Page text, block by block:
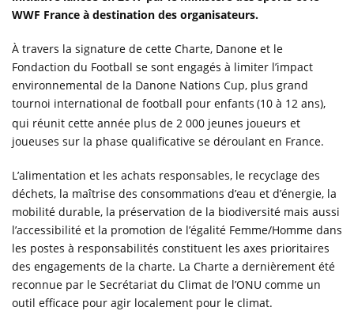
WWF France à destination des organisateurs.
À travers la signature de cette Charte, Danone et le
Fondaction du Football se sont engagés à limiter l’impact
environnemental de la Danone Nations Cup, plus grand
tournoi international de football pour enfants (10 à 12 ans),
qui réunit cette année plus de 2 000 jeunes joueurs et
joueuses sur la phase qualificative se déroulant en France.
L’alimentation et les achats responsables, le recyclage des
déchets, la maîtrise des consommations d’eau et d’énergie, la
mobilité durable, la préservation de la biodiversité mais aussi
l’accessibilité et la promotion de l’égalité Femme/Homme dans
les postes à responsabilités constituent les axes prioritaires
des engagements de la charte. La Charte a dernièrement été
reconnue par le Secrétariat du Climat de l’ONU comme un
outil efficace pour agir localement pour le climat.